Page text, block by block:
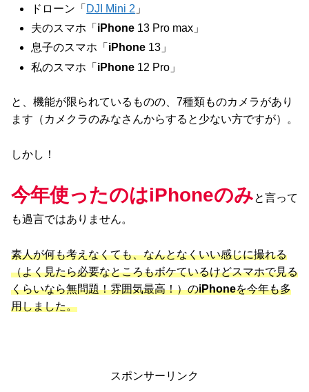
ドローン「 DJI Mini 2 」
夫のスマホ「 iPhone 13 Pro max」
息子のスマホ「 iPhone 13」
私のスマホ「 iPhone 12 Pro」
と、機能が限られているものの、7種類ものカメラがあり
ます（カメクラのみなさんからすると少ない方ですが）。
しかし！
今年使ったのはiPhoneのみと言って
も過言ではありません。
素人が何も考えなくても、なんとなくいい感じに撮れる
（よく見たら必要なところもボケているけどスマホで見る
くらいなら無問題！雰囲気最高！）のiPhoneを今年も多
用しました。
スポンサーリンク